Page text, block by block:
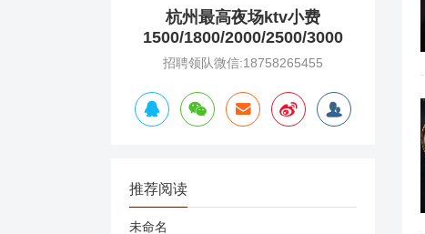
杭州最高夜场ktv小费
1500/1800/2000/2500/3000
招聘领队微信:18758265455
推荐阅读
未命名